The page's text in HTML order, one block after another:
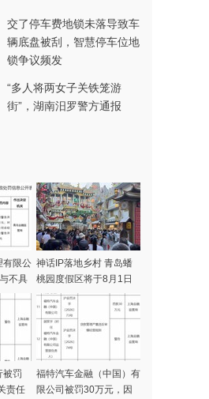
交了停车费地锁未落导致车
辆底盘被刮，智慧停车位地
锁争议频发
“多人将两女子关铁笼游
街”，湖南汨罗警方通报
有限公
不具
机构发
等
神话IP落地乡村 青岛蟠
桃园度假区将于8月1日
开门迎客
被罚
责任
福特汽车金融（中国）有
限公司被罚30万元，因